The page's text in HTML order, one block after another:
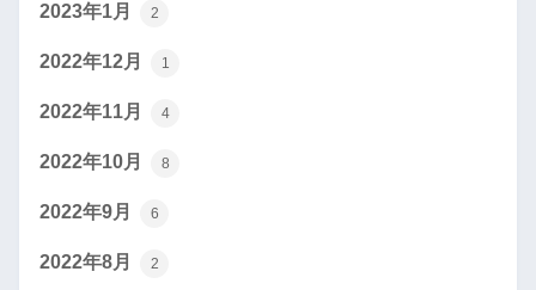
2023年1月 2
2022年12月 1
2022年11月 4
2022年10月 8
2022年9月 6
2022年8月 2